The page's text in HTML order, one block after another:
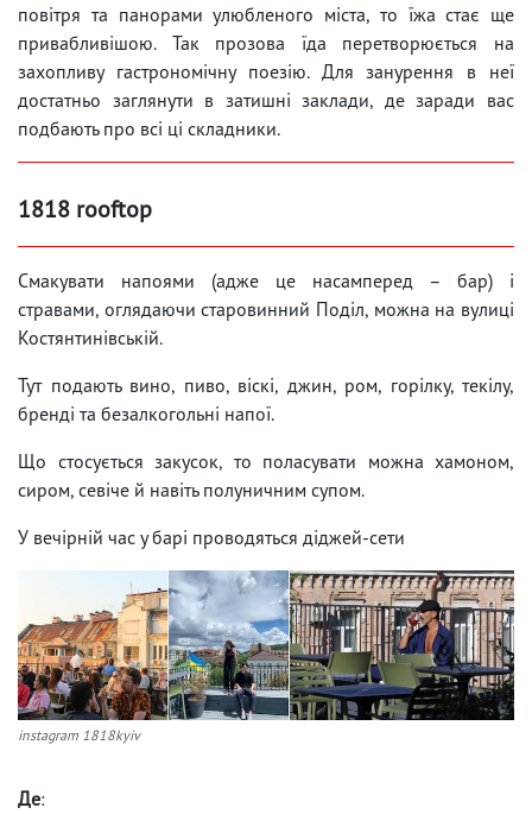
повітря та панорами улюбленого міста, то їжа стає ще
привабливішою. Так прозова їда перетворюється на
захопливу гастрономічну поезію. Для занурення в неї
достатньо заглянути в затишні заклади, де заради вас
подбають про всі ці складники.
1818 rooftop
Смакувати напоями (адже це насамперед – бар) і
стравами, оглядаючи старовинний Поділ, можна на вулиці
Костянтинівській.
Тут подають вино, пиво, віскі, джин, ром, горілку, текілу,
бренді та безалкогольні напої.
Що стосується закусок, то поласувати можна хамоном,
сиром, севіче й навіть полуничним супом.
У вечірній час у барі проводяться діджей-сети
instagram 1818kyiv
Де: